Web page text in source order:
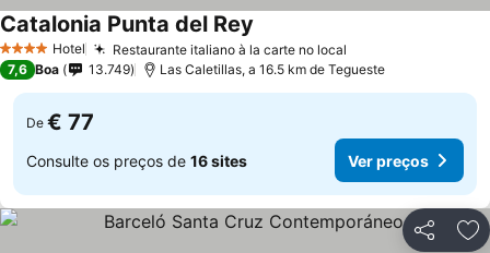
4 EstrelasHotel Restaurante italiano à la carte no local
Catalonia Punta del Rey
7,6 Boa 13.749 Las Caletillas, a 16.5 km de Tegueste
De € 77
Consulte os preços de 16 sites Ver preços
Partilhar